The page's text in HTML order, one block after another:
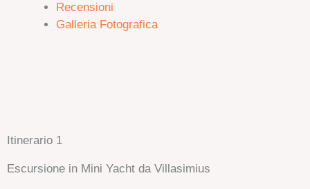
Recensioni
Galleria Fotografica
Itinerario 1
Escursione in Mini Yacht da Villasimius